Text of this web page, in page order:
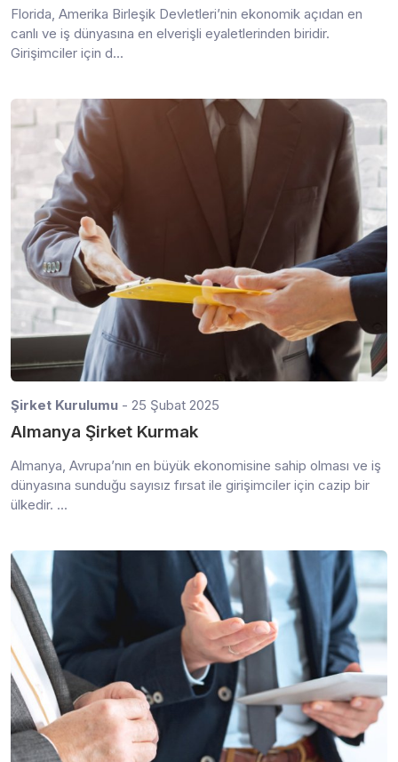
Florida, Amerika Birleşik Devletleri’nin ekonomik açıdan en
canlı ve iş dünyasına en elverişli eyaletlerinden biridir.
Girişimciler için d...
Şirket Kurulumu - 25 Şubat 2025
Almanya Şirket Kurmak
Almanya, Avrupa’nın en büyük ekonomisine sahip olması ve iş
dünyasına sunduğu sayısız fırsat ile girişimciler için cazip bir
ülkedir. ...